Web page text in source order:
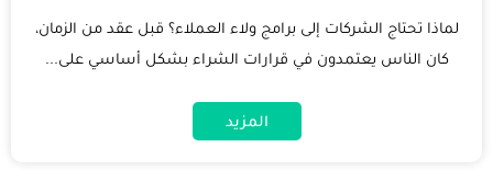
لماذا تحتاج الشركات إلى برامج ولاء العملاء؟ قبل عقد من الزمان،
كان الناس يعتمدون في قرارات الشراء بشكل أساسي على...
المزيد